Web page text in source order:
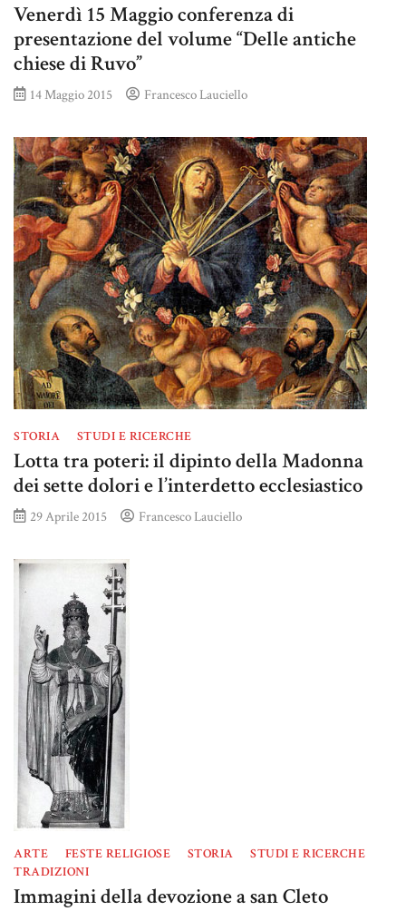
Venerdì 15 Maggio conferenza di
presentazione del volume “Delle antiche
chiese di Ruvo”
14 Maggio 2015 Francesco Lauciello
STORIA STUDI E RICERCHE
Lotta tra poteri: il dipinto della Madonna
dei sette dolori e l’interdetto ecclesiastico
29 Aprile 2015 Francesco Lauciello
ARTE FESTE RELIGIOSE STORIA
STUDI E RICERCHE
TRADIZIONI
Immagini della devozione a san Cleto